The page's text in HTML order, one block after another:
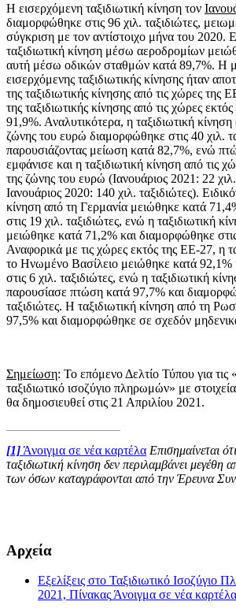
Η εισερχόμενη ταξιδιωτική κίνηση τον
διαμορφώθηκε στις 96 χιλ. ταξιδιώτες,
σύγκριση με τον αντίστοιχο μήνα του 2020.
ταξιδιωτική κίνηση μέσω αεροδρομίων
αυτή μέσω οδικών σταθμών κατά 89,7%. Η
εισερχόμενης ταξιδιωτικής κίνησης ήταν
της ταξιδιωτικής κίνησης από τις χώρες της
της ταξιδιωτικής κίνησης από τις χώρες
91,9%. Αναλυτικότερα, η ταξιδιωτική κίνηση
ζώνης του ευρώ διαμορφώθηκε στις 40 χιλ.
παρουσιάζοντας μείωση κατά 82,7%, ενώ
εμφάνισε και η ταξιδιωτική κίνηση από τις
της ζώνης του ευρώ (Ιανουάριος 2021: 22 χιλ.
Ιανουάριος 2020: 140 χιλ. ταξιδιώτες).
κίνηση από τη Γερμανία μειώθηκε κατά
στις 19 χιλ. ταξιδιώτες, ενώ η ταξιδιωτική
μειώθηκε κατά 71,2% και διαμορφώθηκε στις
Αναφορικά με τις χώρες εκτός της ΕΕ-27, η
το Ηνωμένο Βασίλειο μειώθηκε κατά 92,1%
στις 6 χιλ. ταξιδιώτες, ενώ η ταξιδιωτική
παρουσίασε πτώση κατά 97,7% και
ταξιδιώτες. Η ταξιδιωτική κίνηση από τη
97,5% και διαμορφώθηκε σε σχεδόν
Σημείωση: Το επόμενο Δελτίο Τύπου για τις
ταξιδιωτικό ισοζύγιο πληρωμών» με
θα δημοσιευθεί στις 21 Απριλίου 2021.
[1] Άνοιγμα σε νέα καρτέλα Επισημαίνεται
ταξιδιωτική κίνηση δεν περιλαμβάνει μεγέθη
των όσων καταγράφονται από την Έρευνα
Αρχεία
Εξελίξεις στο Ταξιδιωτικό Ισοζύγιο
2021, Πίνακας Άνοιγμα σε νέα καρτέλα